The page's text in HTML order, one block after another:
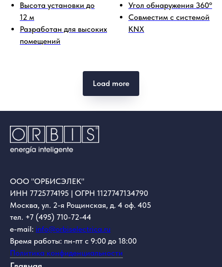
Высота установки до
12 м
Разработан для высоких
помещений
Угол обнаружения 360º
Совместим с системой
KNX
Load more
ООО "ОРБИСЭЛЕК"
ИНН 7725774195 | ОГРН 1127747134790
Москва, ул. 2-я Рощинская, д. 4 оф. 405
тел. +7 (495) 710-72-44
e-mail: info@orbiselectrica.ru
Время работы: пн-пт с 9:00 до 18:00
Политика конфиденциальности